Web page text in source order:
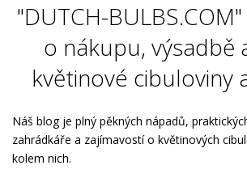
"DUTCH-
o nákupu, výsadbě
květinové cibuloviny
Náš blog je plný pěkných nápadů,
zahrádkáře a zajímavostí o květinových
kolem nich.